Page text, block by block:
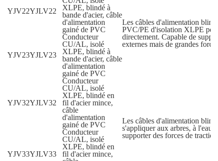
YJV22YJLV22
XLPE, blindé à
bande d'acier, câble
d'alimentation
gainé de PVC
Les câbles d'alimentation
PVC/PE d'isolation XLPE
directement. Capable de
externes mais de grandes
YJV23YJLV23
Conducteur
CU/AL, isolé
XLPE, blindé à
bande d'acier, câble
d'alimentation
gainé de PVC
YJV32YJLV32
Conducteur
CU/AL, isolé
XLPE, blindé en
fil d'acier mince,
câble
d'alimentation
gainé de PVC
Les câbles d'alimentation
s'appliquer aux arbres, à l'eau
supporter des forces de
YJV33YJLV33
Conducteur
CU/AL, isolé
XLPE, blindé en
fil d'acier mince,